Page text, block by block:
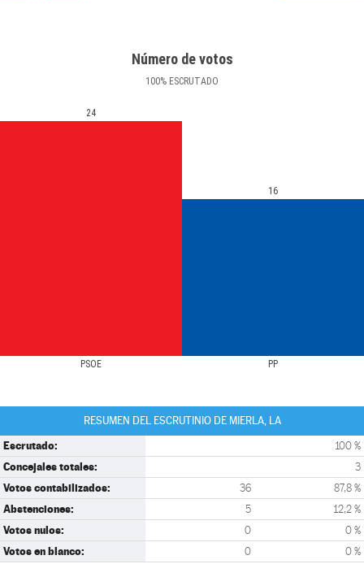
Número de votos
100% ESCRUTADO
PSOE PP
24
16
RESUMEN DEL ESCRUTINIO DE MIERLA, LA
Escrutado: 100 %
Concejales totales: 3
Votos contabilizados: 36 87,8 %
Abstenciones: 5 12,2 %
Votos nulos: 0 0 %
Votos en blanco: 0 0 %